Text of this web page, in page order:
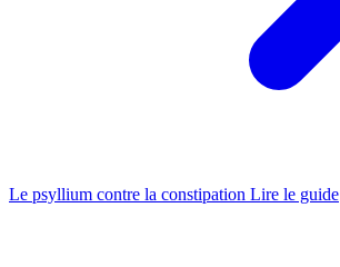
Le psyllium contre la constipation Lire le guide